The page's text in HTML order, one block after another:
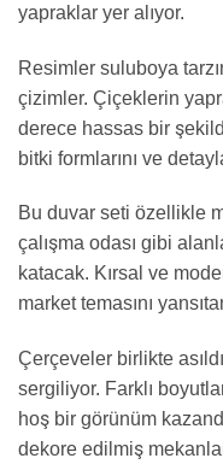
yapraklar yer alıyor.
Resimler suluboya
çizimler. Çiçeklerin
derece hassas bir
bitki formlarını ve
Bu duvar seti özellikle
çalışma odası gibi
katacak. Kırsal ve
market temasını
Çerçeveler birlikte
sergiliyor. Farklı
hoş bir görünüm
dekore edilmiş